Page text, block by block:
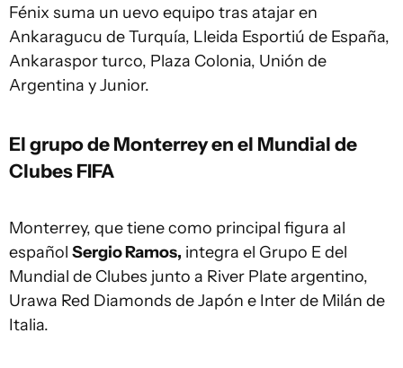
Fénix suma un uevo equipo tras atajar en
Ankaragucu de Turquía, Lleida Esportiú de España,
Ankaraspor turco, Plaza Colonia, Unión de
Argentina y Junior.
El grupo de Monterrey en el Mundial de
Clubes FIFA
Monterrey, que tiene como principal figura al
español Sergio Ramos, integra el Grupo E del
Mundial de Clubes junto a River Plate argentino,
Urawa Red Diamonds de Japón e Inter de Milán de
Italia.